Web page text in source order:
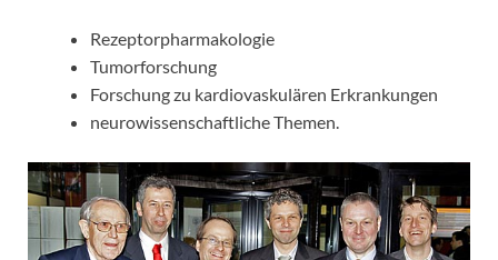
Rezeptorpharmakologie
Tumorforschung
Forschung zu kardiovaskulären Erkrankungen
neurowissenschaftliche Themen.